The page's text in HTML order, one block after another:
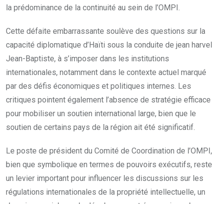
la prédominance de la continuité au sein de l’OMPI.
Cette défaite embarrassante soulève des questions sur la
capacité diplomatique d’Haïti sous la conduite de jean harvel
Jean-Baptiste, à s’imposer dans les institutions
internationales, notamment dans le contexte actuel marqué
par des défis économiques et politiques internes. Les
critiques pointent également l’absence de stratégie efficace
pour mobiliser un soutien international large, bien que le
soutien de certains pays de la région ait été significatif.
Le poste de président du Comité de Coordination de l’OMPI,
bien que symbolique en termes de pouvoirs exécutifs, reste
un levier important pour influencer les discussions sur les
régulations internationales de la propriété intellectuelle, un